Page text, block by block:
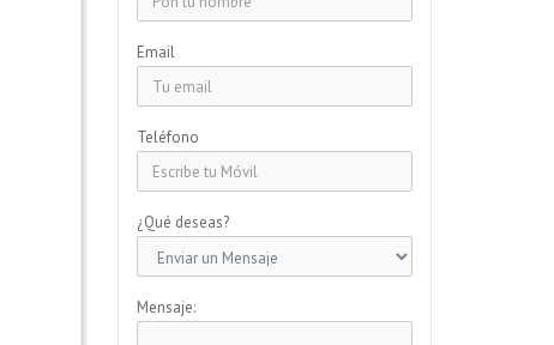
Email
Teléfono
¿Qué deseas?
Mensaje: